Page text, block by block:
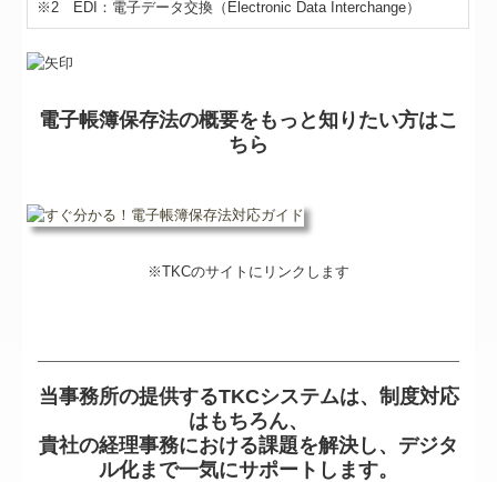
※2 EDI：電子データ交換（Electronic Data Interchange）
電子帳簿保存法の概要をもっと知りたい方はこ
ちら
※TKCのサイトにリンクします
当事務所の提供するTKCシステムは、制度対応
はもちろん、
貴社の経理事務における課題を解決し、デジタ
ル化まで一気にサポートします。